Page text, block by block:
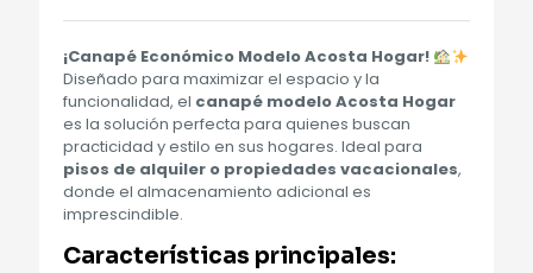
¡Canapé Económico Modelo Acosta Hogar!
Diseñado para maximizar el espacio y la
funcionalidad, el canapé modelo Acosta Hogar
es la solución perfecta para quienes buscan
practicidad y estilo en sus hogares. Ideal para
pisos de alquiler o propiedades vacacionales,
donde el almacenamiento adicional es
imprescindible.
Características principales: